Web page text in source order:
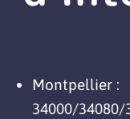
Montpellier :
34000/34080/